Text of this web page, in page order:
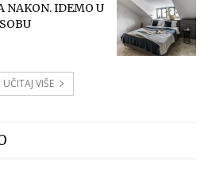
NAKON. IDEMO U
UČITAJ VIŠE